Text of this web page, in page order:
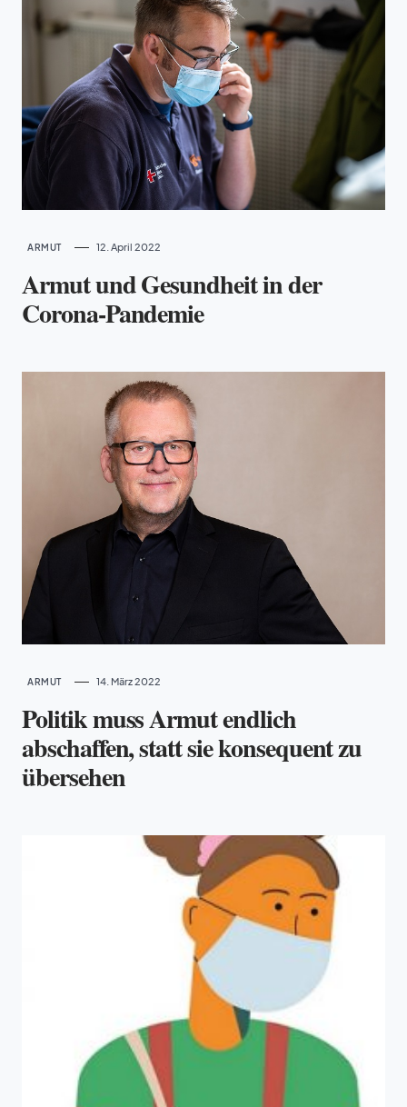
ARMUT 12. April 2022
Armut und Gesundheit in der
Corona-Pandemie
ARMUT 14. März 2022
Politik muss Armut endlich
abschaffen, statt sie konsequent zu
übersehen